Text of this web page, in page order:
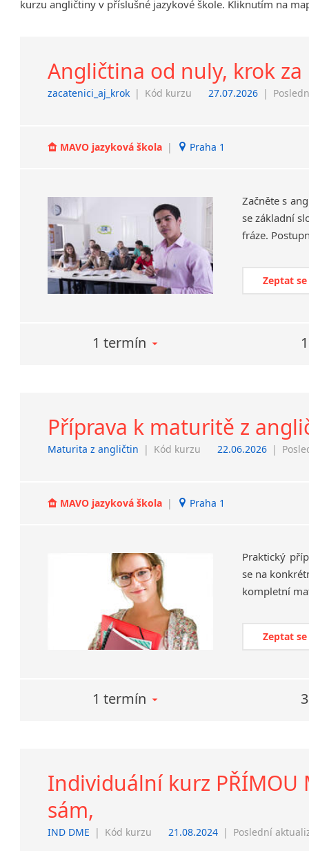
Klatovy
Kolín
Sedlčany
kurzu angličtiny v příslušné jazykové škole. Kliknutím na
Angličtina od nuly, krok
zacatenici_aj_krok | Kód kurzu 27.07.2026 |
MAVO jazyková škola | Praha 1
Začněte s
se základní
Zeptat
1 termín
Příprava k maturitě z
Maturita z angličtin | Kód kurzu 22.06.2026 |
MAVO jazyková škola | Praha 1
Praktický
se na
kompletní
Zeptat
1 termín
Individuální kurz PŘÍMOU
sám,
IND DME | Kód kurzu 21.08.2024 | Poslední